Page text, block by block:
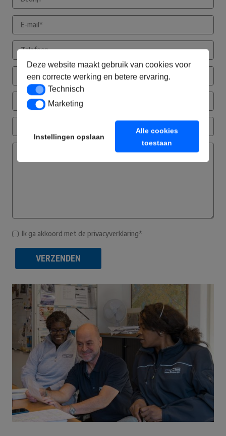
Deze website maakt gebruik van cookies voor
een correcte werking en betere ervaring.
TechnischTechnisch
MarketingMarketing
Instellingen opslaan
Alle cookies
toestaan
Ik ga akkoord met de privacyverklaring*
VERZENDEN